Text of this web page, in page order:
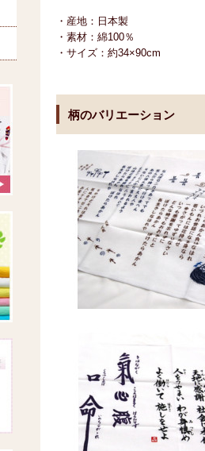
・産地：日本製
・素材：綿100％
・サイズ：約34×90cm
柄のバリエーション